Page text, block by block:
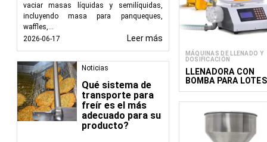
vaciar masas líquidas y semilíquidas,
incluyendo masa para panqueques,
waffles,...
2026-06-17
Leer más
Noticias
Qué sistema de
transporte para
freír es el más
adecuado para su
producto?
Máquinas
pastas y geles,
Máquinas
Máquinas
garantizando
Máquinas
aplicaciones de
Ventajas de los
Precisión:Las
MÁQUINAS DE LLENADO Y
DOSIFICACIÓN
LLENADORA CON
BOMBA PARA LOTES
DE 50-5000 G